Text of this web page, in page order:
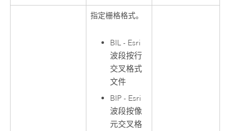
指定栅格格式。
BIL - Esri
波段按行
交叉格式
文件
BIP - Esri
波段按像
元交叉格